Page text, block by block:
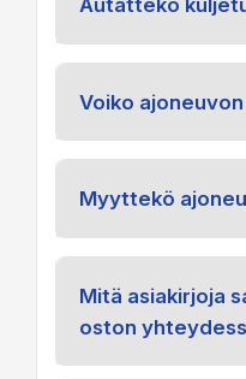
Autatteko
Voiko
Myyttekö
Mitä asiakirjoja
oston